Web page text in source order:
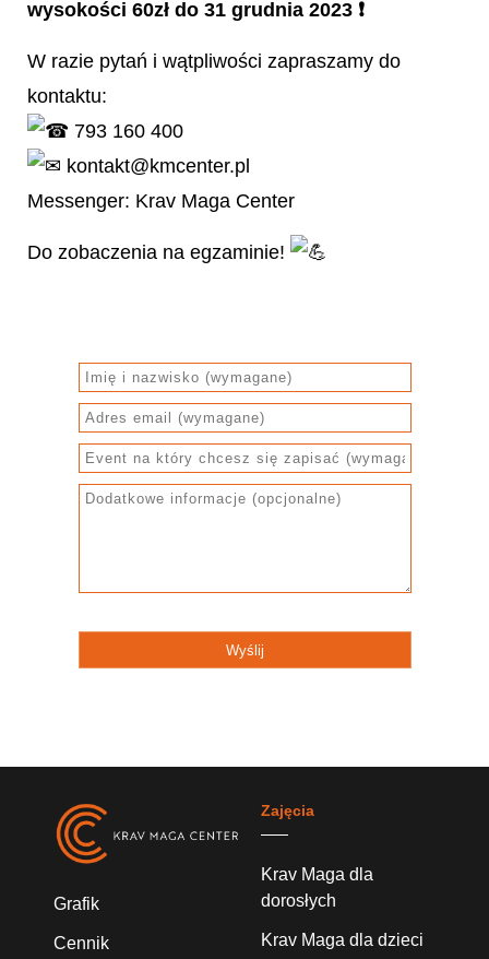
wysokości 60zł do 31 grudnia 2023 ❗️
W razie pytań i wątpliwości zapraszamy do
kontaktu:
793 160 400
kontakt@kmcenter.pl
Messenger: Krav Maga Center
Do zobaczenia na egzaminie!
Grafik
Cennik
Zajęcia
Krav Maga dla
dorosłych
Krav Maga dla dzieci